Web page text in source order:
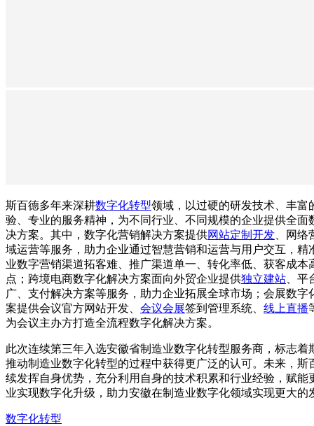
斯百德多年来深耕数字化转型领域，以过硬的研发技术、丰富
验、专业的服务精神，为不同行业、不同规模的企业提供全面
决方案。其中，数字化营销解决方案提供网站定制开发、网络
域运营等服务，助力企业通过智慧营销和运营与用户交互，精
业数字营销渠道拓客难、推广渠道单一、转化率低、获客成本
点；跨境电商数字化解决方案面向外贸企业提供独立建站、平
广、支付解决方案等服务，助力企业拓展全球市场；会展数字
案提供会议官方网站开发、 会议会展签到管理系统、 线上直播
为会议主办方打造全流程数字化解决方案。
此次连续第三年入选安徽省制造业数字化转型服务商，标志着
推动制造业数字化转型的过程中获得更广泛的认可。未来，斯
续发挥自身优势，充分利用自身的技术积累和行业经验，赋能
业实现数字化升级，助力安徽在制造业数字化领域实现更大的
数字化转型